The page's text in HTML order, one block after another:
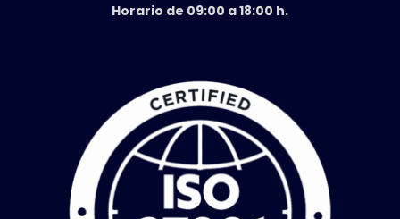
Horario de 09:00 a 18:00 h.